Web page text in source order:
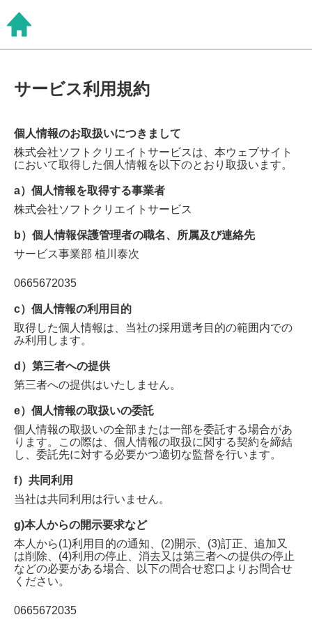
サービス利用規約
個人情報のお取扱いにつきまして
株式会社ソフトクリエイトサービスは、本ウェブサイト
において取得した個人情報を以下のとおり取扱います。
a）個人情報を取得する事業者
株式会社ソフトクリエイトサービス
b）個人情報保護管理者の職名、所属及び連絡先
サービス事業部 植川泰次
0665672035
c）個人情報の利用目的
取得した個人情報は、当社の採用選考目的の範囲内での
み利用します。
d）第三者への提供
第三者への提供はいたしません。
e）個人情報の取扱いの委託
個人情報の取扱いの全部または一部を委託する場合があ
ります。この際は、個人情報の取扱に関する契約を締結
し、委託先に対する必要かつ適切な監督を行います。
f）共同利用
当社は共同利用は行いません。
g)本人からの開示要求など
本人から(1)利用目的の通知、(2)開示、(3)訂正、追加又
は削除、(4)利用の停止、消去又は第三者への提供の停止
などの必要がある場合、以下の問合せ窓口よりお問合せ
ください。
0665672035